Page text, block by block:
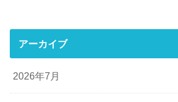
アーカイブ
2026年7月